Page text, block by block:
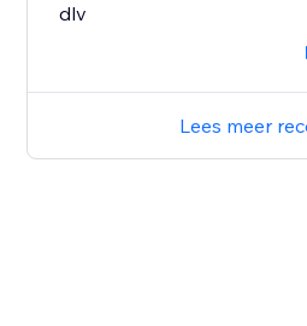
dlv
Lees meer